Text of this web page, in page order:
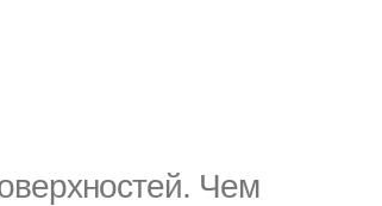
Чем